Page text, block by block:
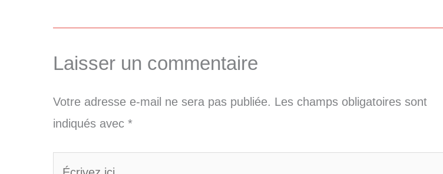
Laisser un commentaire
Votre adresse e-mail ne sera pas publiée. Les champs obligatoires sont
indiqués avec *